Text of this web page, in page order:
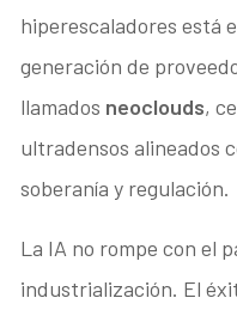
hiperescaladores está
generación de
llamados neoclouds,
ultradensos alineados
soberanía y regulación.
La IA no rompe con el
industrialización. El